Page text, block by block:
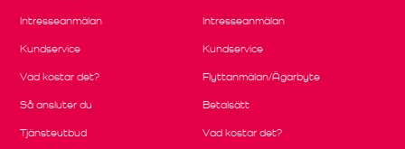
Intresseanmälan
Kundservice
Vad kostar det?
Så ansluter du
Tjänsteutbud
Intresseanmälan
Kundservice
Flyttanmälan/Ägarbyte
Betalsätt
Vad kostar det?